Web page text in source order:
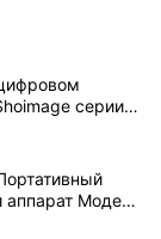
серии
Модель